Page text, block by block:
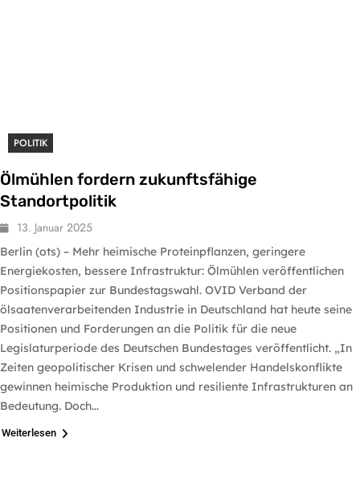
POLITIK
Ölmühlen fordern zukunftsfähige
Standortpolitik
13. Januar 2025
Berlin (ots) – Mehr heimische Proteinpflanzen, geringere
Energiekosten, bessere Infrastruktur: Ölmühlen veröffentlichen
Positionspapier zur Bundestagswahl. OVID Verband der
ölsaatenverarbeitenden Industrie in Deutschland hat heute seine
Positionen und Forderungen an die Politik für die neue
Legislaturperiode des Deutschen Bundestages veröffentlicht. „In
Zeiten geopolitischer Krisen und schwelender Handelskonflikte
gewinnen heimische Produktion und resiliente Infrastrukturen an
Bedeutung. Doch...
Weiterlesen